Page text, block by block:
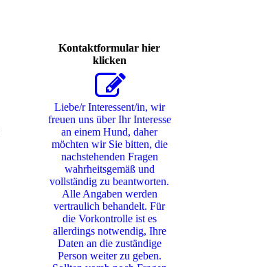
Kontaktformular hier
klicken
Liebe/r Interessent/in, wir
freuen uns über Ihr Interesse
an einem Hund, daher
möchten wir Sie bitten, die
nachstehenden Fragen
wahrheitsgemäß und
vollständig zu beantworten.
Alle Angaben werden
vertraulich behandelt. Für
die Vorkontrolle ist es
allerdings notwendig, Ihre
Daten an die zuständige
Person weiter zu geben.